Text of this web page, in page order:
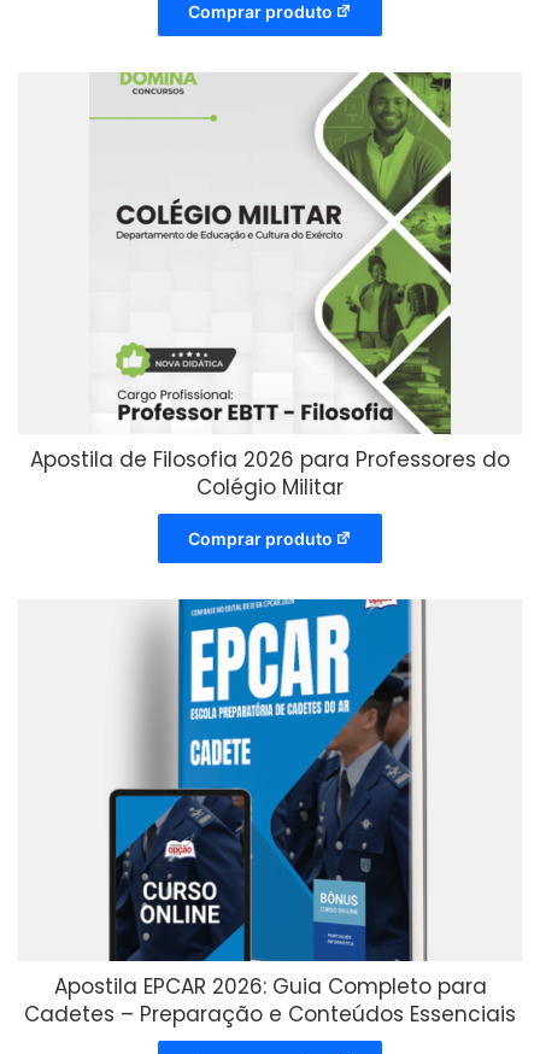
Comprar produto
Apostila de Filosofia 2026 para Professores do
Colégio Militar
Comprar produto
Apostila EPCAR 2026: Guia Completo para
Cadetes – Preparação e Conteúdos Essenciais